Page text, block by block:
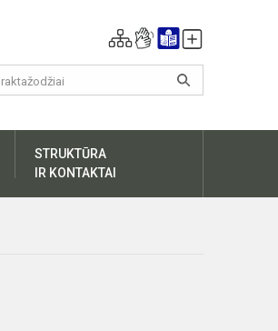
STRUKTŪRA
IR KONTAKTAI